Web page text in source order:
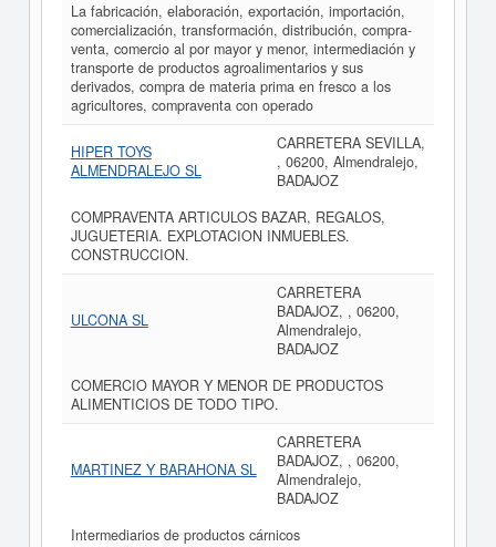
La fabricación, elaboración, exportación, importación,
comercialización, transformación, distribución, compra-
venta, comercio al por mayor y menor, intermediación y
transporte de productos agroalimentarios y sus
derivados, compra de materia prima en fresco a los
agricultores, compraventa con operado
HIPER TOYS
ALMENDRALEJO SL
CARRETERA SEVILLA,
, 06200, Almendralejo,
BADAJOZ
COMPRAVENTA ARTICULOS BAZAR, REGALOS,
JUGUETERIA. EXPLOTACION INMUEBLES.
CONSTRUCCION.
ULCONA SL
CARRETERA
BADAJOZ, , 06200,
Almendralejo,
BADAJOZ
COMERCIO MAYOR Y MENOR DE PRODUCTOS
ALIMENTICIOS DE TODO TIPO.
MARTINEZ Y BARAHONA SL
CARRETERA
BADAJOZ, , 06200,
Almendralejo,
BADAJOZ
Intermediarios de productos cárnicos